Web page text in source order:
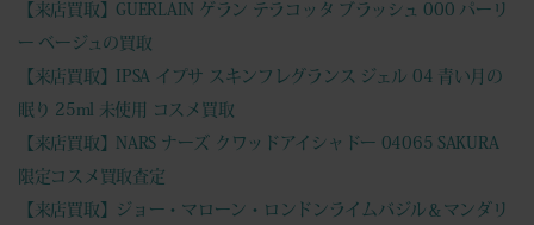
【来店買取】GUERLAIN ゲラン テラコッタ ブラッシュ 000 パーリ
ー ベージュの買取
【来店買取】IPSA イプサ スキンフレグランス ジェル 04 青い月の
眠り 25ml 未使用 コスメ買取
【来店買取】NARS ナーズ クワッドアイシャドー 04065 SAKURA
限定コスメ買取査定
【来店買取】ジョー・マローン・ロンドンライムバジル＆マンダリ